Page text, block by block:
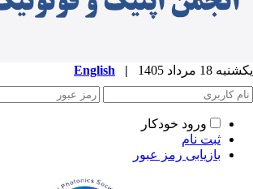
18 مرداد 1405 |
English
ورود خودکار
ثبت نام
بازیابی رمز عبور